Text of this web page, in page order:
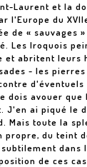
Laurent et la
l'Europe du
de « sauvages
Les Iroquois
abritent leurs
- les pierres
d'éventuels
dois avouer que
J'en ai piqué le
Mais toute la
propre, du teint
dans
de ces